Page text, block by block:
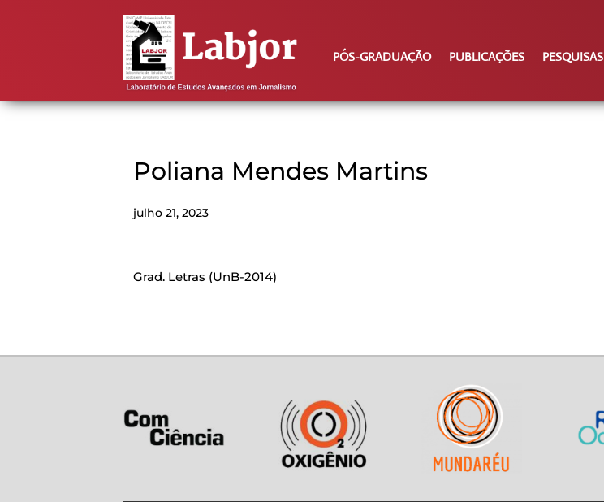
PÓS-GRADUAÇÃO PUBLICAÇÕES PESQUISAS
Poliana Mendes Martins
julho 21, 2023
Grad. Letras (UnB-2014)